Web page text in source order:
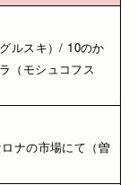
ルスキ）/ 10のか
（モシュコフス
ナの市場にて（曽